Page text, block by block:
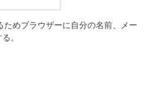
ためブラウザーに自分の名前、メー
。